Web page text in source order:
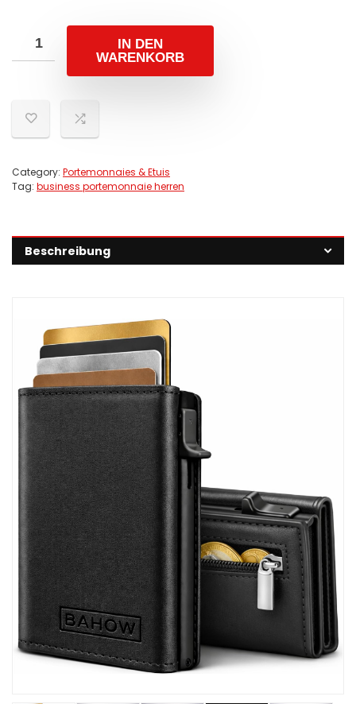
IN DEN
WARENKORB
Category: Portemonnaies & Etuis
Tag: business portemonnaie herren
Beschreibung